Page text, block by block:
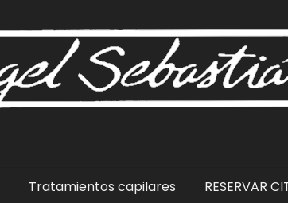
Tratamientos capilares RESERVAR